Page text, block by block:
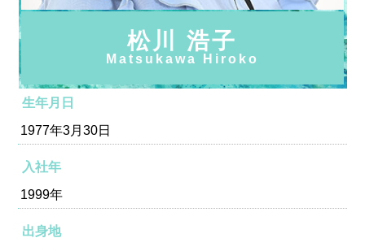
松川 浩子
Matsukawa Hiroko
生年月日
1977年3月30日
入社年
1999年
出身地